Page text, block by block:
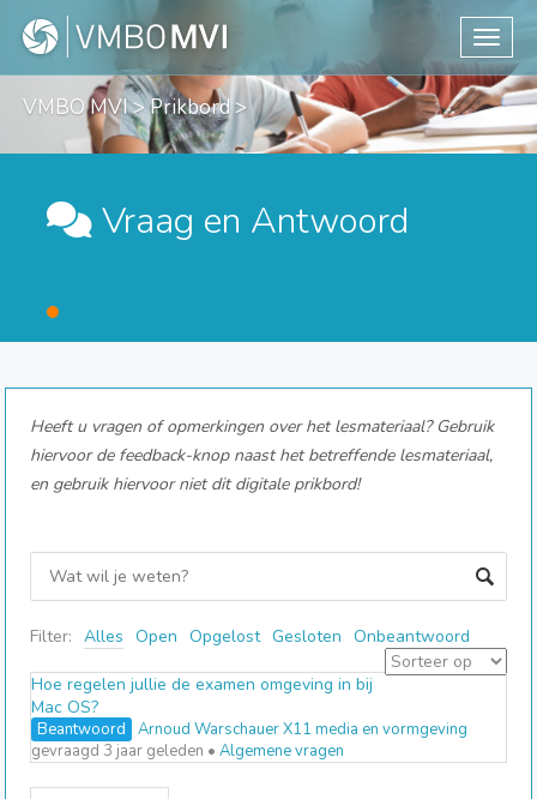
VMBO MVI>Prikbord>
Vraag en Antwoord
Heeft u vragen of opmerkingen over het lesmateriaal? Gebruik
hiervoor de feedback-knop naast het betreffende lesmateriaal,
en gebruik hiervoor niet dit digitale prikbord!
Filter: Alles Open Opgelost Gesloten Onbeantwoord
Hoe regelen jullie de examen omgeving in bij
Mac OS?
Beantwoord
Arnoud Warschauer X11 media en vormgeving
gevraagd 3 jaar geleden •Algemene vragen